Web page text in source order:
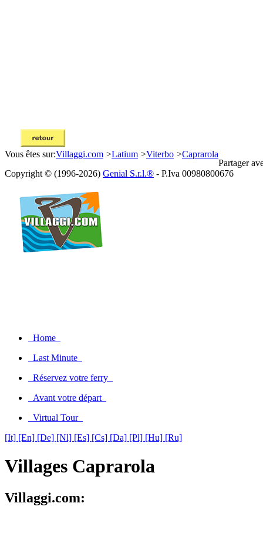
Vous êtes sur:Villaggi.com >Latium >Viterbo >Caprarola
Partager
Copyright © (1996-2026) Genial S.r.l.® - P.Iva 00980800676
Home
Last Minute
Réservez votre ferry
Avant votre départ
Virtual Tour
[It] [En] [De] [Nl] [Es] [Cs] [Da] [Pl] [Hu] [Ru]
Villages Caprarola
Villaggi.com: